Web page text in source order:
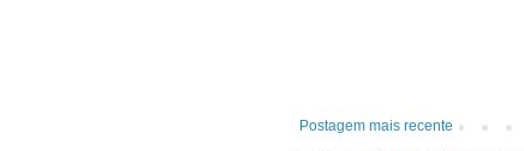
Postagem mais recente